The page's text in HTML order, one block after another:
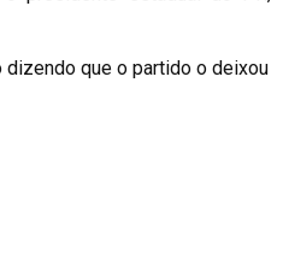
dizendo que o partido o deixou